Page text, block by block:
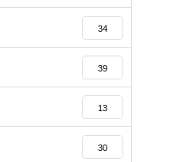
34
39
13
30